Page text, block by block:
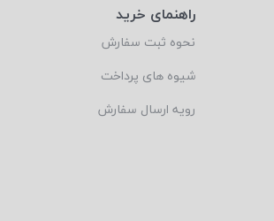
راهنمای خرید
نحوه ثبت سفارش
شیوه های پرداخت
رویه ارسال سفارش